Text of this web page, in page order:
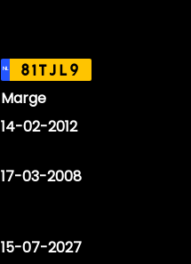
NL 81TJL9
Marge
14-02-2012
17-03-2008
15-07-2027